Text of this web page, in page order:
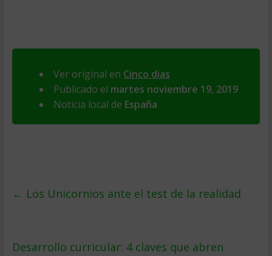
Ver original en Cinco dias
Publicado el martes noviembre 19, 2019
Noticia local de España
← Los Unicornios ante el test de la realidad
Desarrollo curricular: 4 claves que abren